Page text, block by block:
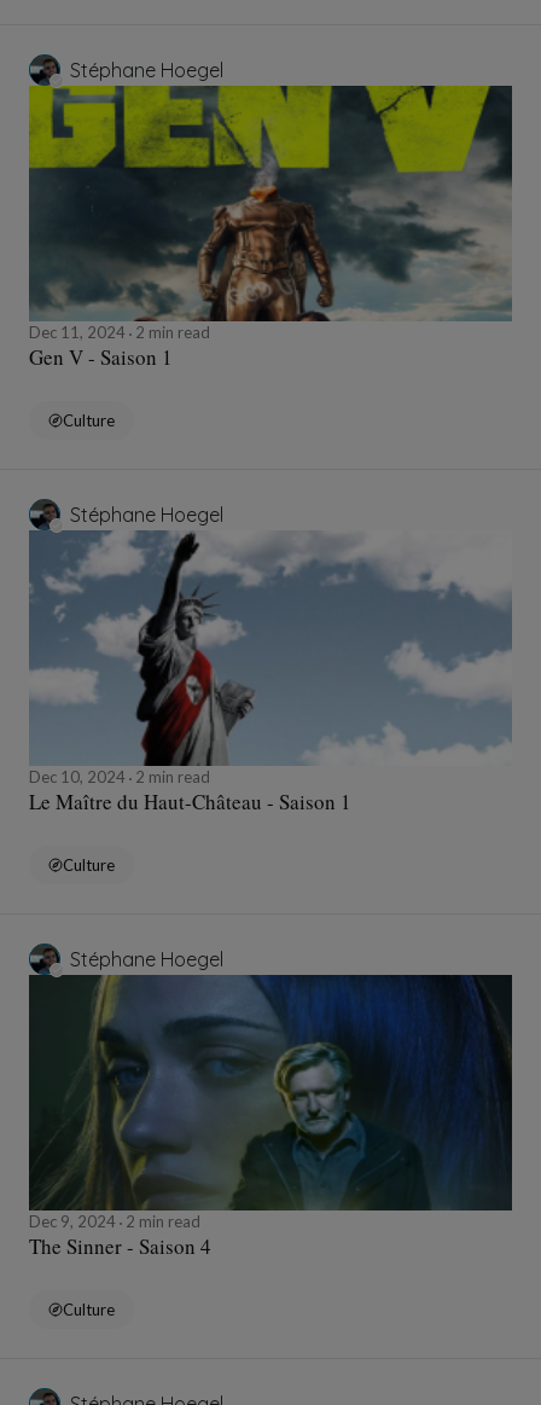
Stéphane Hoegel
Dec 11, 2024 2 min read
Gen V - Saison 1
Culture
Stéphane Hoegel
Dec 10, 2024 2 min read
Le Maître du Haut-Château - Saison 1
Culture
Stéphane Hoegel
Dec 9, 2024 2 min read
The Sinner - Saison 4
Culture